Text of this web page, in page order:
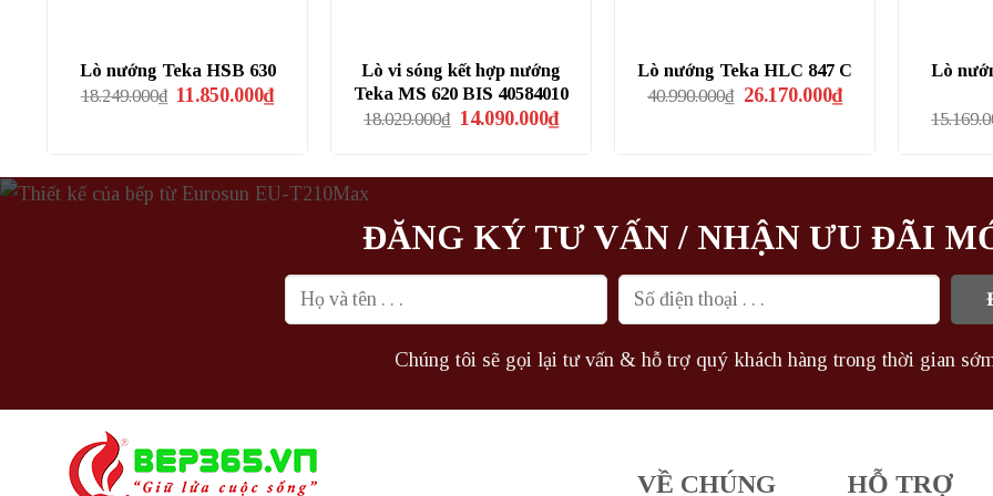
Lò nướng Teka HSB 630
18.249.000₫ Giá
11.850.000₫Giá
hiện
Lò vi sóng kết hợp nướng
Teka MS 620 BIS 40584010
18.029.000₫ Giá
14.090.000₫Giá
hiện
Lò nướng Teka HLC 847 C
40.990.000₫ Giá
26.170.000₫Giá
hiện
Lò
ĐĂNG KÝ TƯ VẤN / NHẬN ƯU ĐÃI
Chúng tôi sẽ gọi lại tư vấn & hỗ trợ quý khách hàng trong thời gian
VỀ CHÚNG HỖ TRỢ